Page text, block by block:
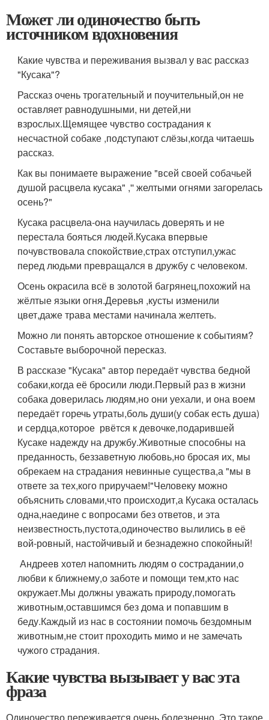
Может ли одиночество быть
источником вдохновения
Какие чувства и переживания вызвал у вас рассказ
"Кусака"?
Рассказ очень трогательный и поучительный,он не
оставляет равнодушными, ни детей,ни
взрослых.Щемящее чувство сострадания к
несчастной собаке ,подступают слёзы,когда читаешь
рассказ.
Как вы понимаете выражение "всей своей собачьей
душой расцвела кусака" ,'' желтыми огнями загорелась
осень?"
Кусака расцвела-она научилась доверять и не
перестала бояться людей.Кусака впервые
почувствовала спокойствие,страх отступил,ужас
перед людьми превращался в дружбу с человеком.
Осень окрасила всё в золотой багрянец,похожий на
жёлтые языки огня.Деревья ,кусты изменили
цвет,даже трава местами начинала желтеть.
Можно ли понять авторское отношение к событиям?
Составьте выборочной пересказ.
В рассказе "Кусака" автор передаёт чувства бедной
собаки,когда её бросили люди.Первый раз в жизни
собака доверилась людям,но они уехали, и она воем
передаёт горечь утраты,боль души(у собак есть душа)
и сердца,которое рвётся к девочке,подарившей
Кусаке надежду на дружбу.Животные способны на
преданность, беззаветную любовь,но бросая их, мы
обрекаем на страдания невинные существа,а "мы в
ответе за тех,кого приручаем!"Человеку можно
объяснить словами,что происходит,а Кусака осталась
одна,наедине с вопросами без ответов, и эта
неизвестность,пустота,одиночество вылились в её
вой-ровный, настойчивый и безнадежно спокойный!
Андреев хотел напомнить людям о сострадании,о
любви к ближнему,о заботе и помощи тем,кто нас
окружает.Мы должны уважать природу,помогать
животным,оставшимся без дома и попавшим в
беду.Каждый из нас в состоянии помочь бездомным
животным,не стоит проходить мимо и не замечать
чужого страдания.
Какие чувства вызывает у вас эта
фраза